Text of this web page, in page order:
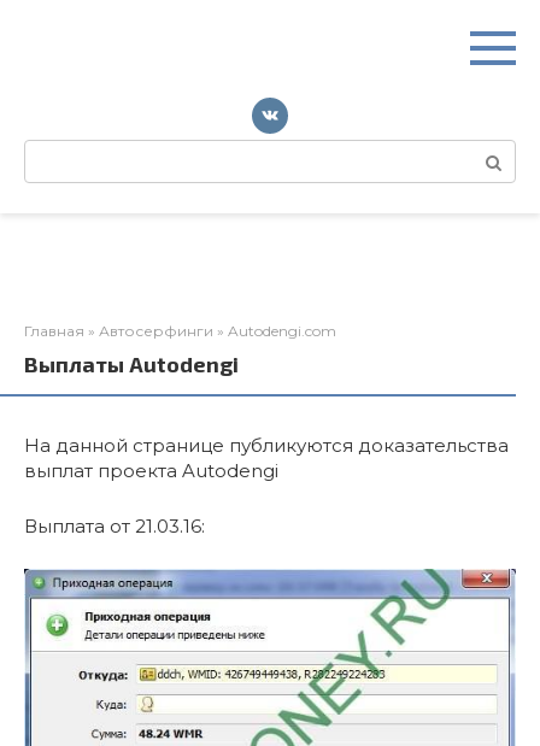
Поиск:
Главная » Автосерфинги » Autodengi.com
Выплаты Autodengi
На данной странице публикуются доказательства
выплат проекта Autodengi
Выплата от 21.03.16: